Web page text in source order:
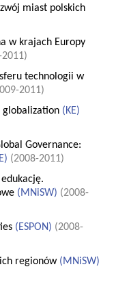
miast polskich
w krajach Europy
technologii w
2011)
globalization (KE)
Governance:
) (2008-2011)
(MNiSW) (2008-
(ESPON) (2008-
regionów (MNiSW)